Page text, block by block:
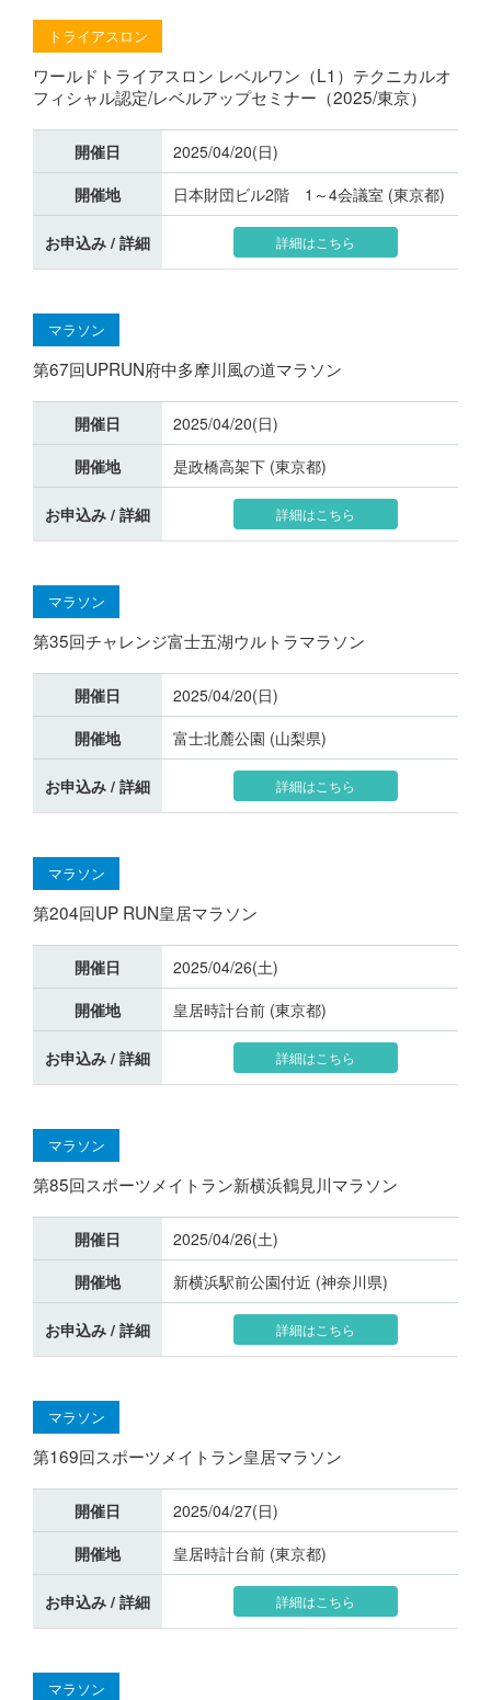
トライアスロン
ワールドトライアスロン レベルワン（L1）テクニカルオ
フィシャル認定/レベルアップセミナー（2025/東京）
開催日
2025/04/20(日)
開催地
日本財団ビル2階 1～4会議室 (東京都)
お申込み / 詳細 詳細はこちら
マラソン
第67回UPRUN府中多摩川風の道マラソン
開催日
2025/04/20(日)
開催地
是政橋高架下 (東京都)
お申込み / 詳細 詳細はこちら
マラソン
第35回チャレンジ富士五湖ウルトラマラソン
開催日
2025/04/20(日)
開催地
富士北麓公園 (山梨県)
お申込み / 詳細 詳細はこちら
マラソン
第204回UP RUN皇居マラソン
開催日
2025/04/26(土)
開催地
皇居時計台前 (東京都)
お申込み / 詳細 詳細はこちら
マラソン
第85回スポーツメイトラン新横浜鶴見川マラソン
開催日
2025/04/26(土)
開催地
新横浜駅前公園付近 (神奈川県)
お申込み / 詳細 詳細はこちら
マラソン
第169回スポーツメイトラン皇居マラソン
開催日
2025/04/27(日)
開催地
皇居時計台前 (東京都)
お申込み / 詳細 詳細はこちら
マラソン